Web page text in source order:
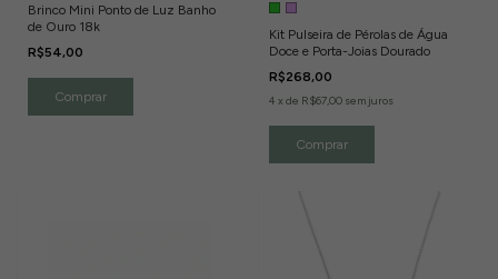
Brinco Mini Ponto de Luz Banho
de Ouro 18k
R$54,00
Kit Pulseira de Pérolas de Água
Doce e Porta-Joias Dourado
R$268,00
4 x de R$67,00 sem juros
Comprar